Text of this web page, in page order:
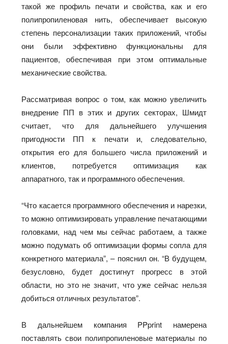
такой же профиль печати и свойства, как и его
полипропиленовая нить, обеспечивает высокую
степень персонализации таких приложений, чтобы
они были эффективно функциональны для
пациентов, обеспечивая при этом оптимальные
механические свойства.
Рассматривая вопрос о том, как можно увеличить
внедрение ПП в этих и других секторах, Шмидт
считает, что для дальнейшего улучшения
пригодности ПП к печати и, следовательно,
открытия его для большего числа приложений и
клиентов, потребуется оптимизация как
аппаратного, так и программного обеспечения.
“Что касается программного обеспечения и нарезки,
то можно оптимизировать управление печатающими
головками, над чем мы сейчас работаем, а также
можно подумать об оптимизации формы сопла для
конкретного материала”, – пояснил он. “В будущем,
безусловно, будет достигнут прогресс в этой
области, но это не значит, что уже сейчас нельзя
добиться отличных результатов”.
В дальнейшем компания PPprint намерена
поставлять свои полипропиленовые материалы по